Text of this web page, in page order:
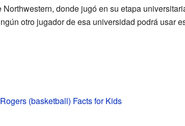
donde jugó en su etapa
otro jugador de esa universidad podrá usar
(basketball) Facts for Kids